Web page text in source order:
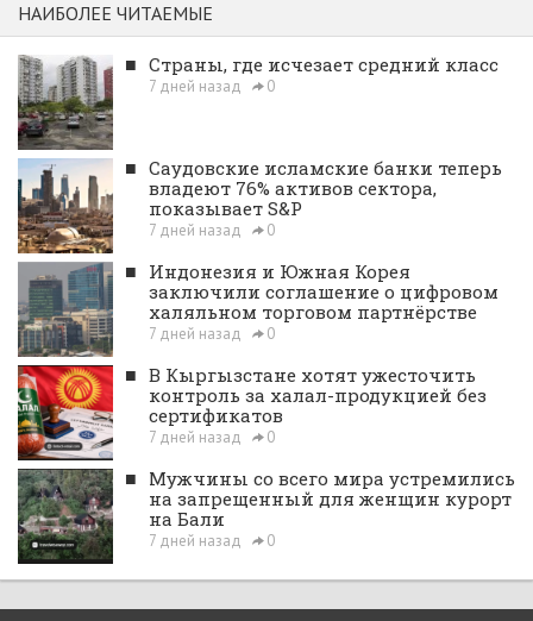
НАИБОЛЕЕ ЧИТАЕМЫЕ
■ Страны, где исчезает средний класс
7 дней назад 0
■ Саудовские исламские банки теперь
владеют 76% активов сектора,
показывает S&P
7 дней назад 0
■ Индонезия и Южная Корея
заключили соглашение о цифровом
халяльном торговом партнёрстве
7 дней назад 0
■ В Кыргызстане хотят ужесточить
контроль за халал-продукцией без
сертификатов
7 дней назад 0
■ Мужчины со всего мира устремились
на запрещенный для женщин курорт
на Бали
7 дней назад 0